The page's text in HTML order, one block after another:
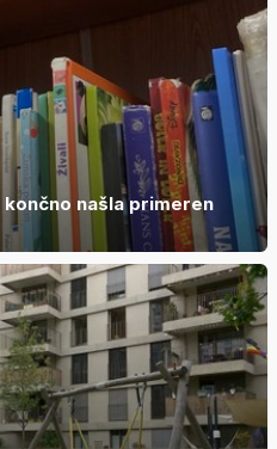
našla primeren